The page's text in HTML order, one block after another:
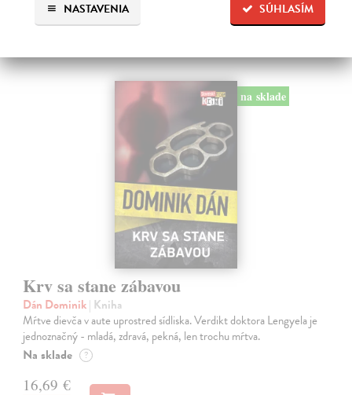
SÚHLASÍM
NASTAVENIA
15,91 €
na sklade
Krv sa stane zábavou
Dán Dominik| Kniha
Mŕtve dievča v aute uprostred sídliska. Verdikt doktora Lengyela je
jednoznačný - mladá, zdravá, pekná, len trochu mŕtva.
Na sklade ?
16,69 €